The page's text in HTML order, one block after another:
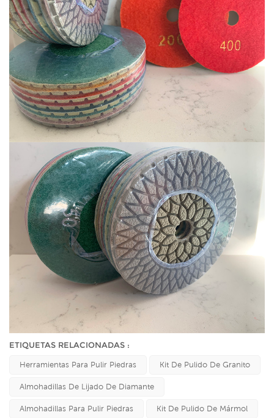
ETIQUETAS RELACIONADAS :
Herramientas Para Pulir Piedras Kit De Pulido De Granito
Almohadillas De Lijado De Diamante
Almohadillas Para Pulir Piedras Kit De Pulido De Mármol